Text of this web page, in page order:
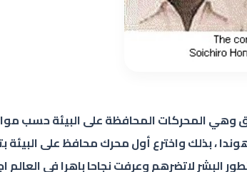
المحركات المحافظة على البيئة حسب